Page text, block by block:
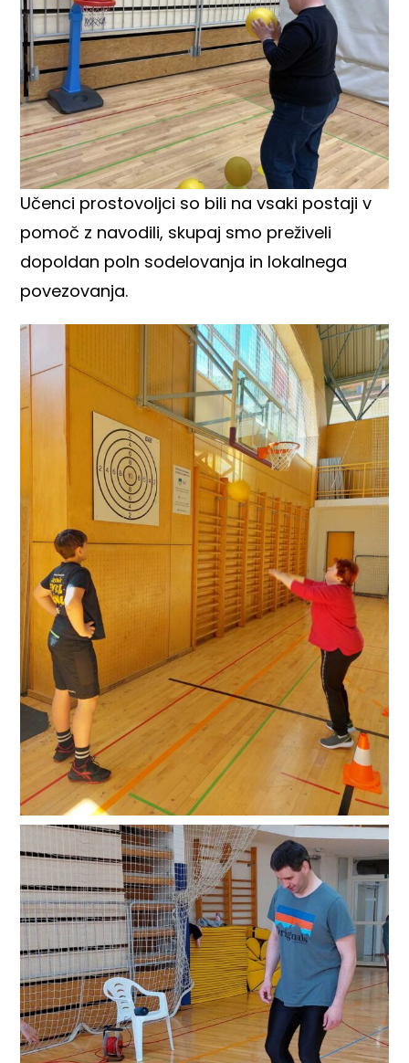
Učenci prostovoljci so bili na vsaki postaji v
pomoč z navodili, skupaj smo preživeli
dopoldan poln sodelovanja in lokalnega
povezovanja.